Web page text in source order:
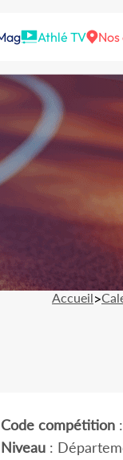
Athlé TV Nos
Accueil>
Code compétition:
Niveau: